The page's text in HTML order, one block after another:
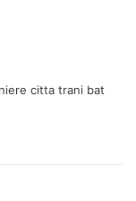
citta trani bat